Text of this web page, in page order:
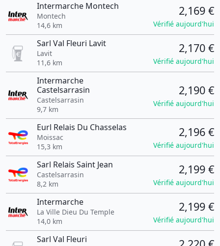
Intermarche Montech
Montech
14,6 km
2,169 €
Vérifié aujourd'hui
Sarl Val Fleuri Lavit
Lavit
11,6 km
2,170 €
Vérifié aujourd'hui
Intermarche
Castelsarrasin
Castelsarrasin
9,7 km
2,190 €
Vérifié aujourd'hui
Eurl Relais Du Chasselas
Moissac
15,3 km
2,196 €
Vérifié aujourd'hui
Sarl Relais Saint Jean
Castelsarrasin
8,2 km
2,199 €
Vérifié aujourd'hui
Intermarche
La Ville Dieu Du Temple
14,0 km
2,199 €
Vérifié aujourd'hui
Sarl Val Fleuri